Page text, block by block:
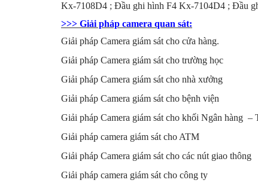
Kx-7108D4 ; Đầu ghi hình F4 Kx-7104D4 ; Đầu
>>> Giải pháp camera quan sát:
Giải pháp Camera giám sát cho cửa hàng.
Giải pháp Camera giám sát cho trường học
Giải pháp Camera giám sát cho nhà xưởng
Giải pháp Camera giám sát cho bệnh viện
Giải pháp Camera giám sát cho khối Ngân hàng –
Giải pháp camera giám sát cho ATM
Giải pháp Camera giám sát cho các nút giao thông
Giải pháp camera giám sát cho công ty